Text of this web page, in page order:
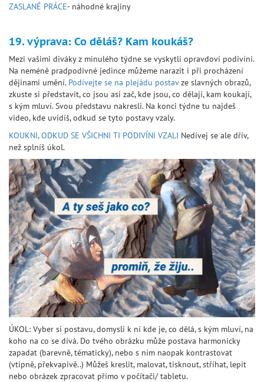
ZASLANÉ PRÁCE- náhodné krajiny
19. výprava: Co děláš? Kam koukáš?
Mezi vašimi diváky z minulého týdne se vyskytli opravdoví podivíni.
Na neméně pradpodivné jedince můžeme narazit i při procházení
dějinami umění. Podívejte se na plejádu postavze slavných obrazů,
zkuste si představit, co jsou asi zač, kde jsou, co dělají, kam koukají,
s kým mluví. Svou představu nakresli. Na konci týdne tu najdeš
video, kde uvidíš, odkud se tyto postavy vzaly.
KOUKNI, ODKUD SE VŠICHNI TI PODIVÍNI VZALI Nedívej se ale dřív,
než splníš úkol.
ÚKOL: Vyber si postavu, domysli k ní kde je, co dělá, s kým mluví, na
koho na co se dívá. Do tvého obrázku může postava harmonicky
zapadat (barevně, tématicky), nebo s ním naopak kontrastovat
(vtipně, překvapivě..) Můžeš kreslit, malovat, tisknout, stříhat, lepit
nebo obrázek zpracovat přímo v počítači/ tabletu.